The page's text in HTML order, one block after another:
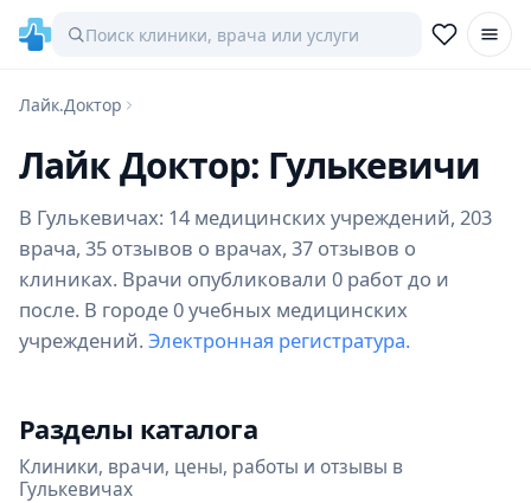
Лайк.Доктор
Лайк Доктор: Гулькевичи
В Гулькевичах: 14 медицинских учреждений, 203
врача, 35 отзывов о врачах, 37 отзывов о
клиниках. Врачи опубликовали 0 работ до и
после. В городе 0 учебных медицинских
учреждений. Электронная регистратура.
Разделы каталога
Клиники, врачи, цены, работы и отзывы в
Гулькевичах